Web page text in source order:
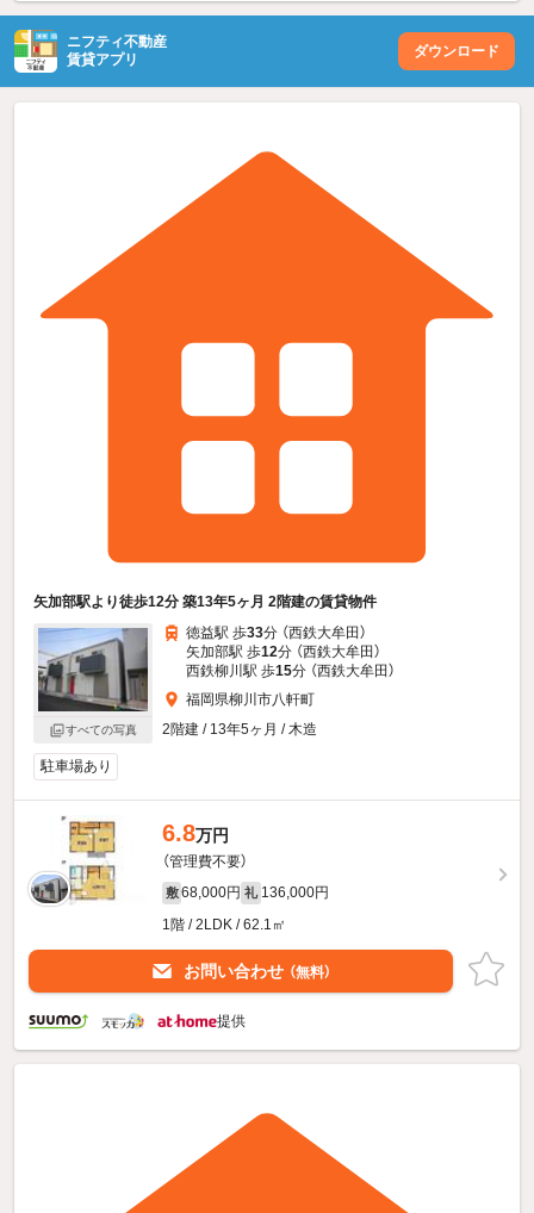
ニフティ不動産
賃貸アプリ
ダウンロード
矢加部駅より徒歩12分 築13年5ヶ月 2階建の賃貸物件
すべての写真
徳益駅 歩33分 （西鉄大牟田）
矢加部駅 歩12分 （西鉄大牟田）
西鉄柳川駅 歩15分 （西鉄大牟田）
福岡県柳川市八軒町
2階建 / 13年5ヶ月 / 木造
駐車場あり
6.8万円
（管理費不要）
敷 68,000円 礼 136,000円
1階 / 2LDK / 62.1㎡
お問い合わせ （無料）
提供